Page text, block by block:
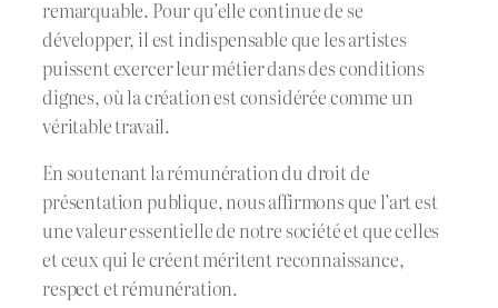
remarquable. Pour qu’elle continue de se
développer, il est indispensable que les artistes
puissent exercer leur métier dans des conditions
dignes, où la création est considérée comme un
véritable travail.
En soutenant la rémunération du droit de
présentation publique, nous affirmons que l’art est
une valeur essentielle de notre société et que celles
et ceux qui le créent méritent reconnaissance,
respect et rémunération.